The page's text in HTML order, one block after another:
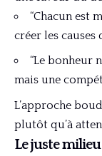
“Chacun est
créer les causes
“Le bonheur
mais une
L’approche
plutôt qu’à
Le juste